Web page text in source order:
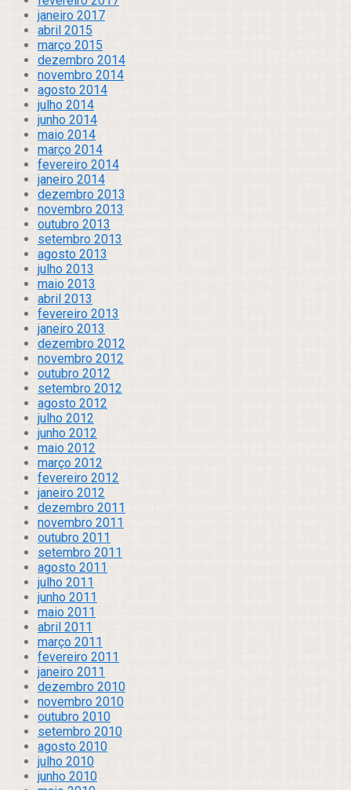
janeiro 2017
abril 2015
março 2015
dezembro 2014
novembro 2014
agosto 2014
julho 2014
junho 2014
maio 2014
março 2014
fevereiro 2014
janeiro 2014
dezembro 2013
novembro 2013
outubro 2013
setembro 2013
agosto 2013
julho 2013
maio 2013
abril 2013
fevereiro 2013
janeiro 2013
dezembro 2012
novembro 2012
outubro 2012
setembro 2012
agosto 2012
julho 2012
junho 2012
maio 2012
março 2012
fevereiro 2012
janeiro 2012
dezembro 2011
novembro 2011
outubro 2011
setembro 2011
agosto 2011
julho 2011
junho 2011
maio 2011
abril 2011
março 2011
fevereiro 2011
janeiro 2011
dezembro 2010
novembro 2010
outubro 2010
setembro 2010
agosto 2010
julho 2010
junho 2010